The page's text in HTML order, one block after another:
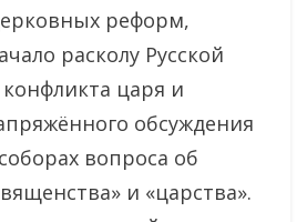
реформ,
расколу Русской
царя и
обсуждения
вопроса об
и «царства».